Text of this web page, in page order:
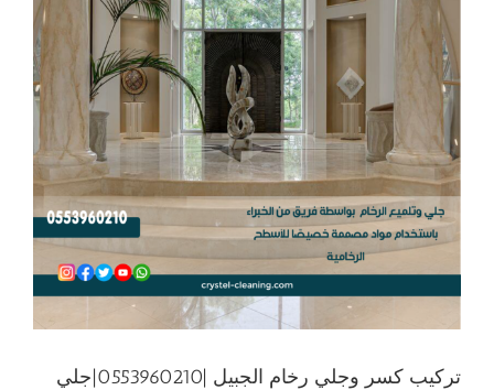
تركيب كسر وجلي رخام الجبيل |0553960210|جلي